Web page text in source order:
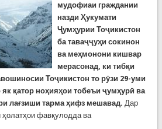
мудофиаи граждании
назди Ҳукумати
Ҷумҳурии Тоҷикистон
ба таваҷҷуҳи сокинон
ва меҳмонони кишвар
мерасонад, ки тибқи
Тоҷикистон то рӯзи 29-уми
як қатор ноҳияҳои тобеъи ҷумҳурӣ ва
лағзиши тарма ҳифз мешавад. Дар
ҳолатҳои фавқулодда ва